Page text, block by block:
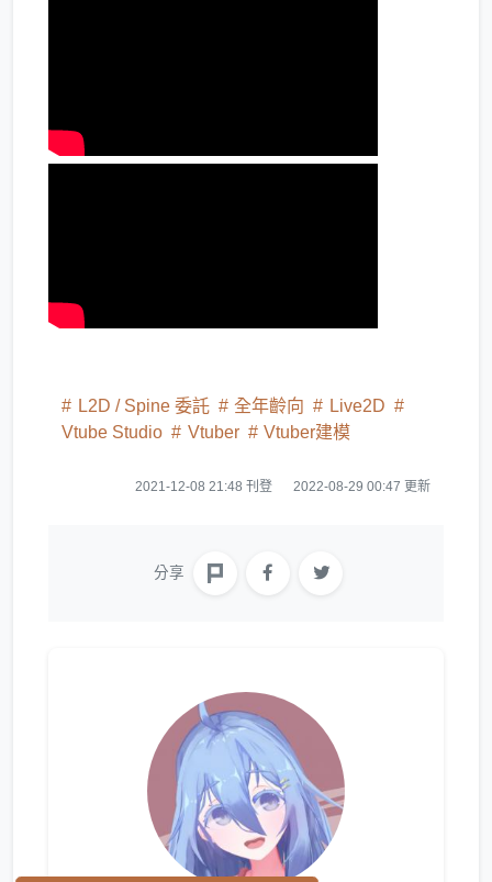
L2D / Spine 委託 全年齡向
Live2D
Vtube Studio
Vtuber Vtuber建模
2021-12-08 21:48 刊登 2022-08-29 00:47 更新
分享